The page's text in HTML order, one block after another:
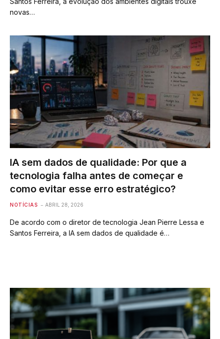
novas…
IA sem dados de qualidade: Por que a
tecnologia falha antes de começar e
como evitar esse erro estratégico?
NOTÍCIAS ABRIL 28, 2026
De acordo com o diretor de tecnologia Jean Pierre Lessa e
Santos Ferreira, a IA sem dados de qualidade é…